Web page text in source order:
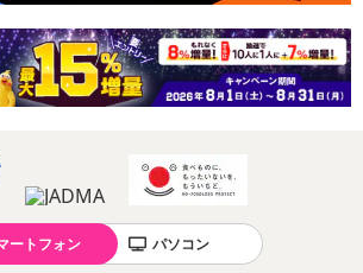
て】
商品については、商品の発送完了後、配送
に表示されない場合もございます。
て】
な商品の場合、商品によってご指定できる
なる可能性がございます。
場合は、配送日時指定をご利用いただけませ
ートフォン パソコン